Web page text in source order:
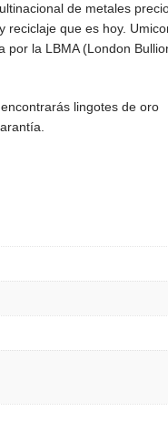
de metales
reciclaje que es hoy.
por la LBMA (London
, encontrarás lingotes de oro